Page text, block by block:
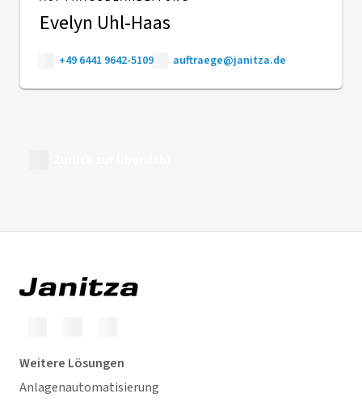
Evelyn Uhl-Haas
+49 6441 9642-5109 auftraege@janitza.de
Weitere Lösungen
Anlagenautomatisierung